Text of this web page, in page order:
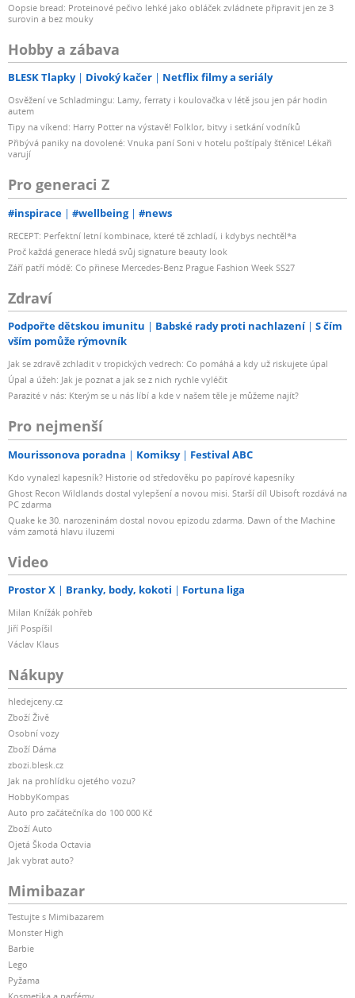
Oopsie bread: Proteinové pečivo lehké jako obláček zvládnete připravit jen ze 3
surovin a bez mouky
Hobby a zábava
BLESK Tlapky Divoký kačer Netflix filmy a seriály
Osvěžení ve Schladmingu: Lamy, ferraty i koulovačka v létě jsou jen pár hodin
autem
Tipy na víkend: Harry Potter na výstavě! Folklor, bitvy i setkání vodníků
Přibývá paniky na dovolené: Vnuka paní Soni v hotelu poštípaly štěnice! Lékaři
varují
Pro generaci Z
#inspirace #wellbeing #news
RECEPT: Perfektní letní kombinace, které tě zchladí, i kdybys nechtěl*a
Proč každá generace hledá svůj signature beauty look
Září patří módě: Co přinese Mercedes-Benz Prague Fashion Week SS27
Zdraví
Podpořte dětskou imunitu Babské rady proti nachlazení
S čím
vším pomůže rýmovník
Jak se zdravě zchladit v tropických vedrech: Co pomáhá a kdy už riskujete úpal
Úpal a úžeh: Jak je poznat a jak se z nich rychle vyléčit
Parazité v nás: Kterým se u nás líbí a kde v našem těle je můžeme najít?
Pro nejmenší
Mourissonova poradna Komiksy Festival ABC
Kdo vynalezl kapesník? Historie od středověku po papírové kapesníky
Ghost Recon Wildlands dostal vylepšení a novou misi. Starší díl Ubisoft rozdává na
PC zdarma
Quake ke 30. narozeninám dostal novou epizodu zdarma. Dawn of the Machine
vám zamotá hlavu iluzemi
Video
Prostor X Branky, body, kokoti Fortuna liga
Milan Knížák pohřeb
Jiří Pospíšil
Václav Klaus
Nákupy
hledejceny.cz
Zboží Živě
Osobní vozy
Zboží Dáma
zbozi.blesk.cz
Jak na prohlídku ojetého vozu?
HobbyKompas
Auto pro začátečníka do 100 000 Kč
Zboží Auto
Ojetá Škoda Octavia
Jak vybrat auto?
Mimibazar
Testujte s Mimibazarem
Monster High
Barbie
Lego
Pyžama